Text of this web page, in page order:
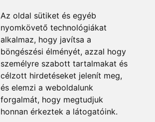
Az oldal sütiket és egyéb
nyomkövető technológiákat
alkalmaz, hogy javítsa a
böngészési élményét, azzal hogy
személyre szabott tartalmakat és
célzott hirdetéseket jelenít meg,
és elemzi a weboldalunk
forgalmát, hogy megtudjuk
honnan érkeztek a látogatóink.
Accepted payment methods